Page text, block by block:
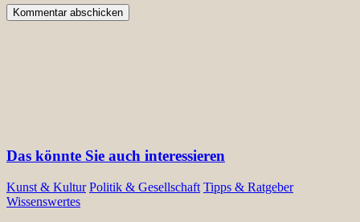
Das könnte Sie auch interessieren
Kunst & Kultur Politik & Gesellschaft Tipps & Ratgeber
Wissenswertes